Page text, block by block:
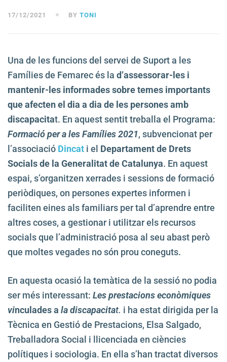
17/12/2021 BY TONI
Una de les funcions del servei de Suport a les
Famílies de Femarec és la d’assessorar-les i
mantenir-les informades sobre temes importants
que afecten el dia a dia de les persones amb
discapacitat. En aquest sentit treballa el Programa:
Formació per a les Famílies 2021, subvencionat per
l’associació Dincat i el Departament de Drets
Socials de la Generalitat de Catalunya. En aquest
espai, s’organitzen xerrades i sessions de formació
periòdiques, on persones expertes informen i
faciliten eines als familiars per tal d’aprendre entre
altres coses, a gestionar i utilitzar els recursos
socials que l’administració posa al seu abast però
que moltes vegades no són prou coneguts.
En aquesta ocasió la temàtica de la sessió no podia
ser més interessant: Les prestacions econòmiques
vinculades a la discapacitat. i ha estat dirigida per la
Tècnica en Gestió de Prestacions, Elsa Salgado,
Treballadora Social i llicenciada en ciències
polítiques i sociologia. En ella s’han tractat diversos